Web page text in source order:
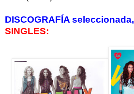
DISCOGRAFÍA seleccionada,
SINGLES: